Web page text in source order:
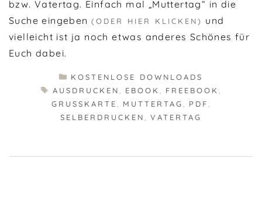
bzw. Vatertag. Einfach mal „Muttertag“ in die
Suche eingeben (ODER HIER KLICKEN) und
vielleicht ist ja noch etwas anderes Schönes für
Euch dabei.
KATEGORIEN
KOSTENLOSE DOWNLOADS
SCHLAGWÖRTER
AUSDRUCKEN EBOOK FREEBOOK
GRUSSKARTE
MUTTERTAG PDF
SELBERDRUCKEN
VATERTAG